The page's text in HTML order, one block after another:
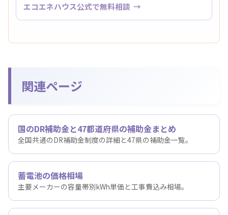
エコエネハウス公式で無料相談
関連ページ
国のDR補助金と47都道府県の補助金まとめ
全国共通のDR補助金制度の詳細と47県の補助金一覧。
蓄電池の価格相場
主要メーカーの容量帯別kWh単価と工事費込み相場。